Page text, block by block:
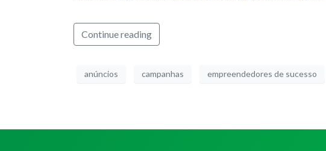
Continue reading
anúncios campanhas empreendedores de sucesso